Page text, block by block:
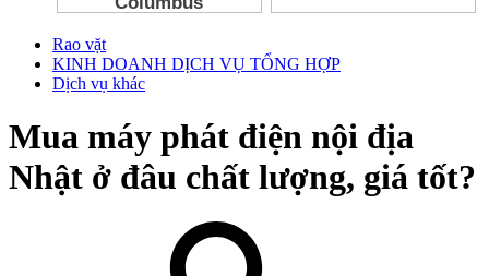
Rao vặt
KINH DOANH DỊCH VỤ TỔNG HỢP
Dịch vụ khác
Mua máy phát điện nội địa
Nhật ở đâu chất lượng, giá tốt?